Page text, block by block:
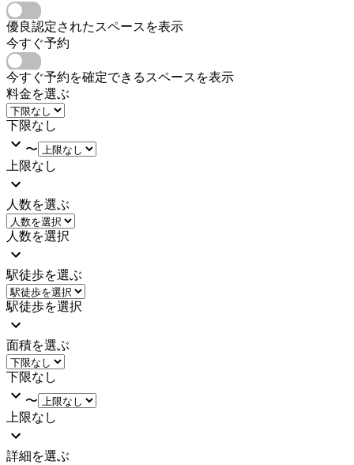
優良認定されたスペースを表示
今すぐ予約
今すぐ予約を確定できるスペースを表示
料金を選ぶ
下限なし
〜
上限なし
人数を選ぶ
人数を選択
駅徒歩を選ぶ
駅徒歩を選択
面積を選ぶ
下限なし
〜
上限なし
詳細を選ぶ